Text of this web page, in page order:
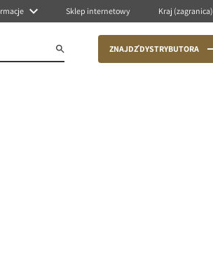
Sklep internetowy Kraj (zagranica)
ZNAJDŹ DYSTRYBUTORA